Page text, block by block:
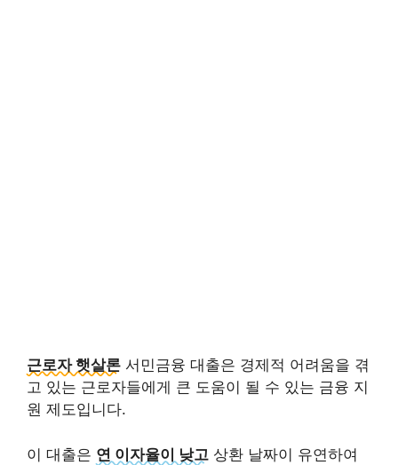
근로자 햇살론 서민금융 대출은 경제적 어려움을 겪
고 있는 근로자들에게 큰 도움이 될 수 있는 금융 지
원 제도입니다.
이 대출은 연 이자율이 낮고 상환 날짜이 유연하여